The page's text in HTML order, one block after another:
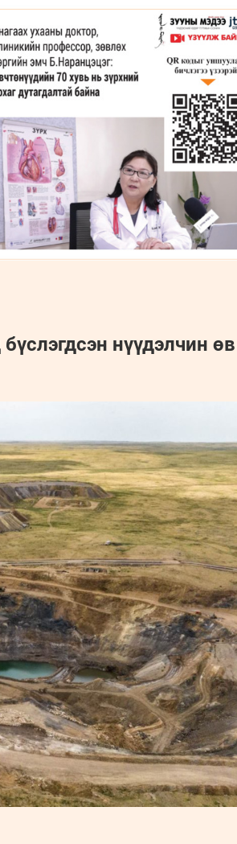
нүүдэлчин өв